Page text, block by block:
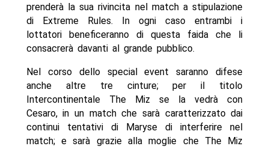
prenderà la sua rivincita nel match a stipulazione
di Extreme Rules. In ogni caso entrambi i
lottatori beneficeranno di questa faida che li
consacrerà davanti al grande pubblico.
Nel corso dello special event saranno difese
anche altre tre cinture; per il titolo
Intercontinentale The Miz se la vedrà con
Cesaro, in un match che sarà caratterizzato dai
continui tentativi di Maryse di interferire nel
match; e sarà grazie alla moglie che The Miz